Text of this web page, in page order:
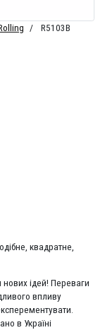
R5103B
квадратне,
ідей! Переваги
впливу
в Україні